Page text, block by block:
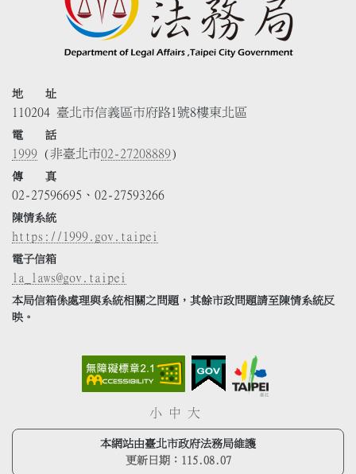
地 址
110204 臺北市信義區市府路1號8樓東北區
電 話
1999 (非臺北市02-27208889)
傳 真
02-27596695、02-27593266
陳情系統
https://1999.gov.taipei
電子信箱
la_laws@gov.taipei
本局信箱係處理與系統相關之問題，其餘市政問題請至陳情系統反
映。
小 中 大
本網站由臺北市政府法務局維護
更新日期： 115.08.07